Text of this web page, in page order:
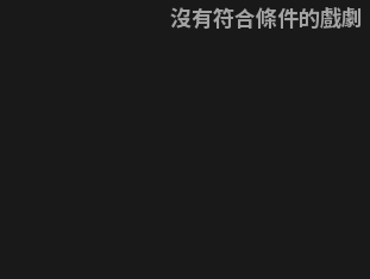
沒有符合條件的戲劇